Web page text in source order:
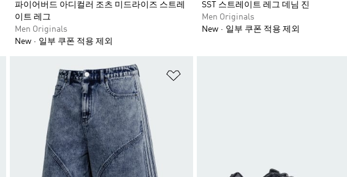
파이어버드 아디컬러 조츠 미드라이즈 스트레
이트 레그
Men Originals
New
일부 쿠폰 적용 제외
SST 스트레이트 레그 데님 진
Men Originals
New
일부 쿠폰 적용 제외
위시리스트 담기